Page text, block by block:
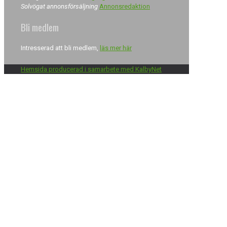
Solvögat annonsförsäljning Annonsredaktion
Bli medlem
Intresserad att bli medlem, läs mer här
Hemsida producerad i samarbete med KalbyNet